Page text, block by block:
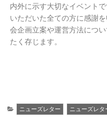
内外に示す大切なイベント
いただいた全ての方に感謝
会企画立案や運営方法につ
たく存じます。
ニューズレター ニューズレタ